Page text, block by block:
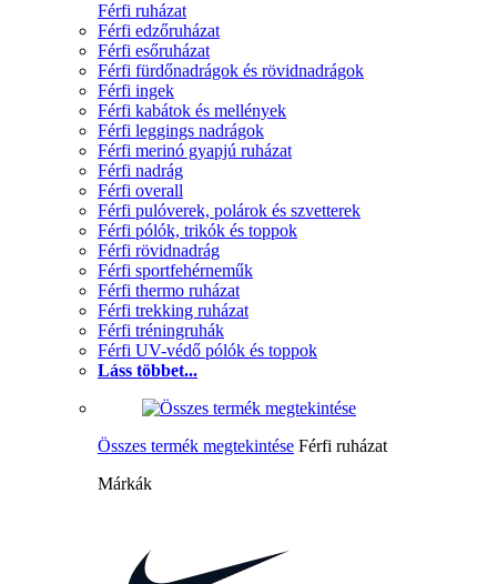
Férfi ruházat
Férfi edzőruházat
Férfi esőruházat
Férfi fürdőnadrágok és rövidnadrágok
Férfi ingek
Férfi kabátok és mellények
Férfi leggings nadrágok
Férfi merinó gyapjú ruházat
Férfi nadrág
Férfi overall
Férfi pulóverek, polárok és szvetterek
Férfi pólók, trikók és toppok
Férfi rövidnadrág
Férfi sportfehérneműk
Férfi thermo ruházat
Férfi trekking ruházat
Férfi tréningruhák
Férfi UV-védő pólók és toppok
Láss többet...
Összes termék megtekintése Férfi ruházat
Márkák